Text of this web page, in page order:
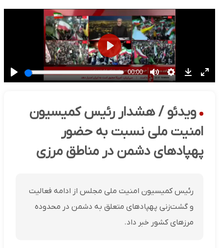
ویدئو / هشدار رئیس کمیسیون
امنیت ملی نسبت به حضور
پهپادهای دشمن در مناطق مرزی
رئیس کمیسیون امنیت ملی مجلس از ادامه فعالیت
و گشت‌زنی پهپادهای متعلق به دشمن در محدوده
مرزهای کشور خبر داد.